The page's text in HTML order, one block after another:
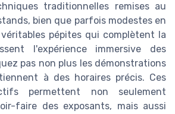
traditionnelles remises au
bien que parfois modestes en
pépites qui complètent la
l'expérience immersive des
pas non plus les démonstrations
à des horaires précis. Ces
permettent non seulement
faire des exposants, mais aussi